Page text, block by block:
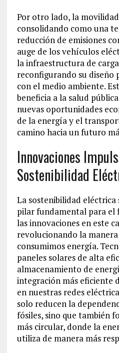
Por otro lado, la
consolidando como una
reducción de emisiones
auge de los vehículos
la infraestructura de
reconfigurando su diseño
con el medio ambiente.
beneficia a la salud
nuevas oportunidades
de la energía y el
camino hacia un futuro
Innovaciones
Sostenibilidad
La sostenibilidad
pilar fundamental para
las innovaciones en este
revolucionando la
consumimos energía.
paneles solares de alta
almacenamiento de
integración más eficiente
en nuestras redes
solo reducen la
fósiles, sino que también
más circular, donde la
utiliza de manera más